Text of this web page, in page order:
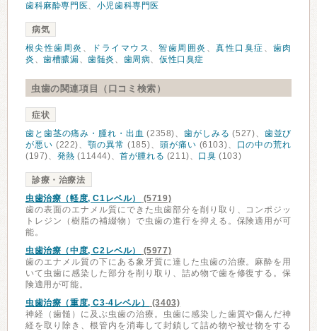
歯科麻酔専門医、 小児歯科専門医
病気
根尖性歯周炎 、 ドライマウス 、智歯周囲炎 、真性口臭症 、 歯肉
炎 、歯槽膿漏、歯髄炎 、 歯周病、仮性口臭症
虫歯の関連項目（口コミ検索）
症状
歯と歯茎の痛み・腫れ・出血 (2358)、歯がしみる (527)、 歯並び
が悪い (222)、顎の異常 (185)、 頭が痛い (6103)、
口の中の荒れ
(197)、 発熱 (11444)、首が腫れる (211)、 口臭 (103)
診療・治療法
虫歯治療（軽度, C1レベル）
(5719)
歯の表面のエナメル質にできた虫歯部分を削り取り、コンポジッ
トレジン（樹脂の補綴物）で虫歯の進行を抑える。保険適用が可
能。
虫歯治療（中度, C2レベル）
(5977)
歯のエナメル質の下にある象牙質に達した虫歯の治療。麻酔を用
いて虫歯に感染した部分を削り取り、詰め物で歯を修復する。保
険適用が可能。
虫歯治療（重度, C3-4レベル）
(3403)
神経（歯髄）に及ぶ虫歯の治療。虫歯に感染した歯質や傷んだ神
経を取り除き、根管内を消毒して封鎖して詰め物や被せ物をする